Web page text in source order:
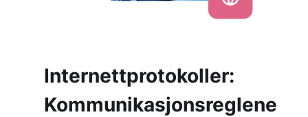
Internettprotokoller:
Kommunikasjonsreglene